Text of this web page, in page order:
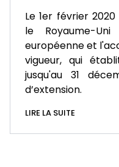
Le 1er février
le Royaume-
européenne et
vigueur, qui
jusqu'au 31
d’extension.
LIRE LA SUITE